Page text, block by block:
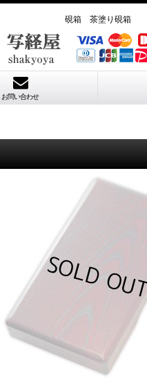
硯箱 茶塗り硯箱
お問い合わせ